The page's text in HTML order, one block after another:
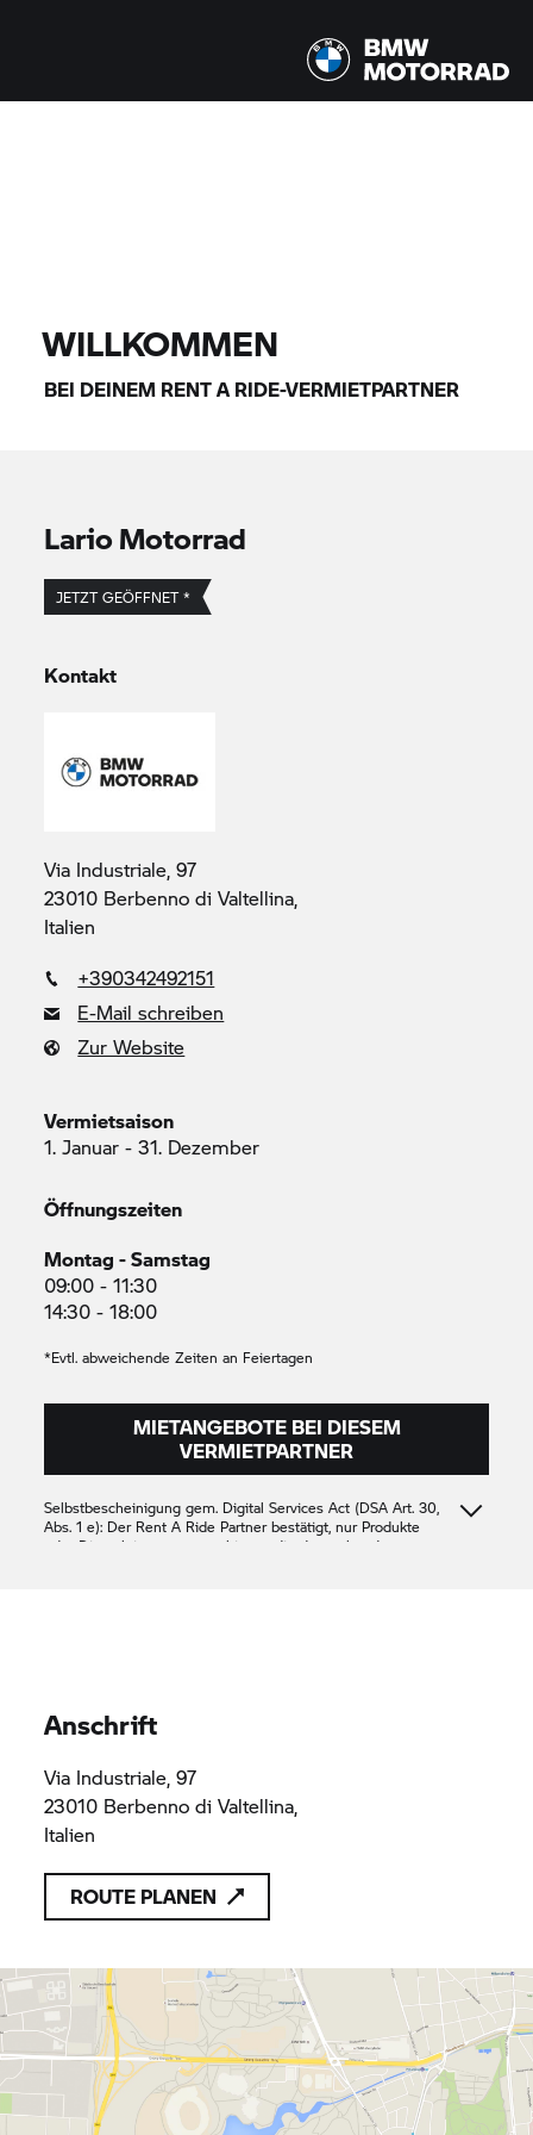
WILLKOMMEN
BEI DEINEM RENT A RIDE-VERMIETPARTNER
Lario Motorrad
JETZT GEÖFFNET *
Kontakt
Via Industriale, 97
23010 Berbenno di Valtellina,
Italien
+390342492151
E-Mail schreiben
Zur Website
Vermietsaison
1. Januar - 31. Dezember
Öffnungszeiten
Montag - Samstag
09:00 - 11:30
14:30 - 18:00
*Evtl. abweichende Zeiten an Feiertagen
MIETANGEBOTE BEI DIESEM
VERMIETPARTNER
Selbstbescheinigung gem. Digital Services Act (DSA Art. 30,
Abs. 1 e): Der Rent A Ride Partner bestätigt, nur Produkte
oder Dienstleistungen anzubieten, die den geltenden
Anschrift
Via Industriale, 97
23010 Berbenno di Valtellina,
Italien
ROUTE PLANEN